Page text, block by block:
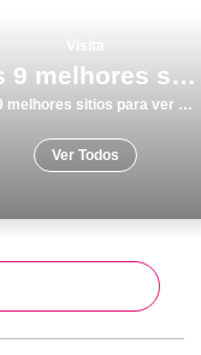
Os 9 melhores sitios para ver e visitar em Braga
Os 9 melhores sitios para ver e visitar em Braga
Ver Todos